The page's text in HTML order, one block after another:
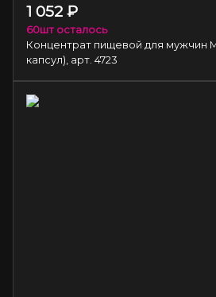
Концентрат пищевой для мужчин
капсул), арт. 4723
60шт осталось
1 052 ₽